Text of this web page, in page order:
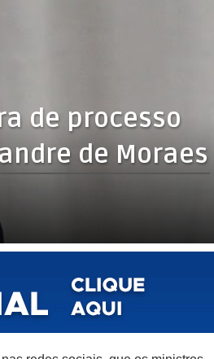
de processo
de Moraes